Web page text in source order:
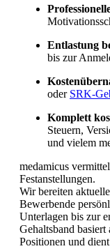
in
Entlastung
bis zur
oder SRK-
Komplett
Steuern,
und vielem
medamicus
Festanstellungen.
Wir bereiten
Bewerbende
Unterlagen bis zur
Gehaltsband
Positionen und